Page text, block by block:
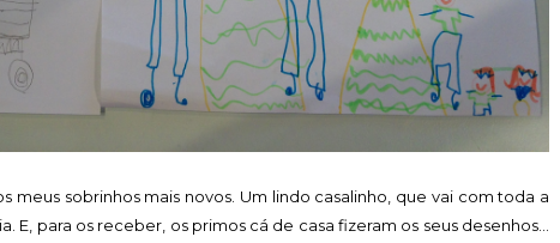
meus sobrinhos mais novos. Um lindo casalinho, que vai com toda a
E, para os receber, os primos cá de casa fizeram os seus desenhos...